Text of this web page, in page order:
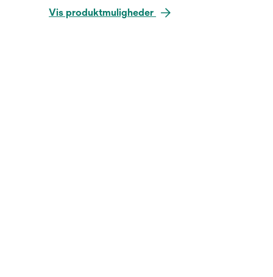
Vis produktmuligheder